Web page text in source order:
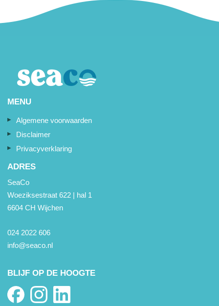
MENU
Algemene voorwaarden
Disclaimer
Privacyverklaring
ADRES
SeaCo
Woeziksestraat 622 | hal 1
6604 CH Wijchen
024 2022 606
info@seaco.nl
BLIJF OP DE HOOGTE